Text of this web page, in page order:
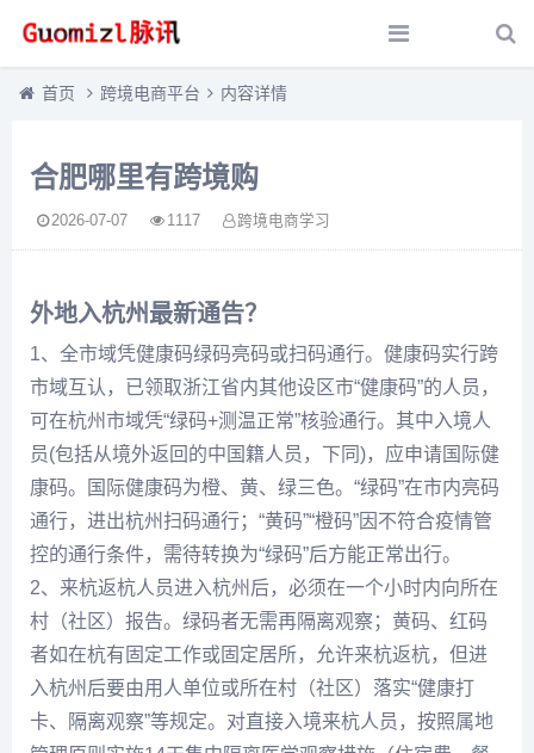
首页 跨境电商平台 内容详情
合肥哪里有跨境购
2026-07-07 1117 跨境电商学习
外地入杭州最新通告？
1、全市域凭健康码绿码亮码或扫码通行。健康码实行跨
市域互认，已领取浙江省内其他设区市“健康码”的人员，
可在杭州市域凭“绿码+测温正常”核验通行。其中入境人
员(包括从境外返回的中国籍人员，下同)，应申请国际健
康码。国际健康码为橙、黄、绿三色。“绿码”在市内亮码
通行，进出杭州扫码通行；“黄码”“橙码”因不符合疫情管
控的通行条件，需待转换为“绿码”后方能正常出行。
2、来杭返杭人员进入杭州后，必须在一个小时内向所在
村（社区）报告。绿码者无需再隔离观察；黄码、红码
者如在杭有固定工作或固定居所，允许来杭返杭，但进
入杭州后要由用人单位或所在村（社区）落实“健康打
卡、隔离观察”等规定。对直接入境来杭人员，按照属地